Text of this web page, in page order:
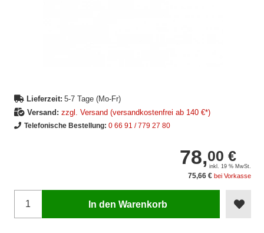
Lieferzeit: 5-7 Tage (Mo-Fr)
Versand: zzgl. Versand (versandkostenfrei ab 140 €*)
Telefonische Bestellung: 0 66 91 / 779 27 80
78,00 €
inkl. 19 % MwSt.
75,66 € bei Vorkasse
In den Warenkorb